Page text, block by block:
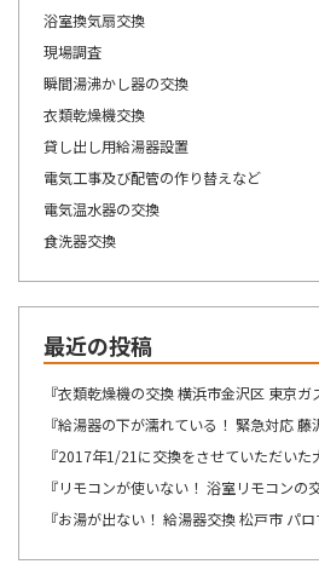
浴室換気扇交換
現場調査
瞬間湯沸かし器の交換
衣類乾燥機交換
貸し出し用給湯器設置
電気工事及び配管の作り替えなど
電気温水器の交換
食洗器交換
最近の投稿
『給湯器の下が濡れている！ 緊急対応